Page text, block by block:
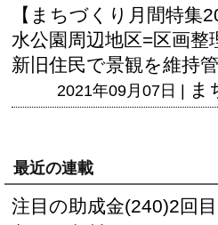
【まちづくり月間特集
水公園周辺地区=区画整
新旧住民で景観を維持
2021年09月07日 | ま
最近の連載
注目の助成金(240)2回